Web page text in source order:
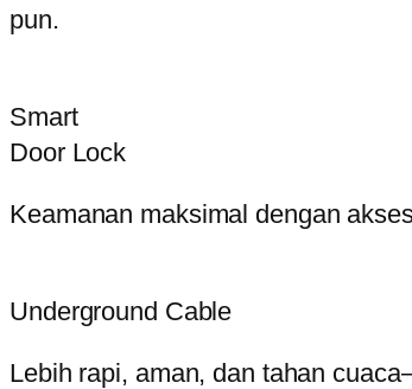
pun.
Smart
Door Lock
Keamanan maksimal dengan
Underground Cable
Lebih rapi, aman, dan tahan